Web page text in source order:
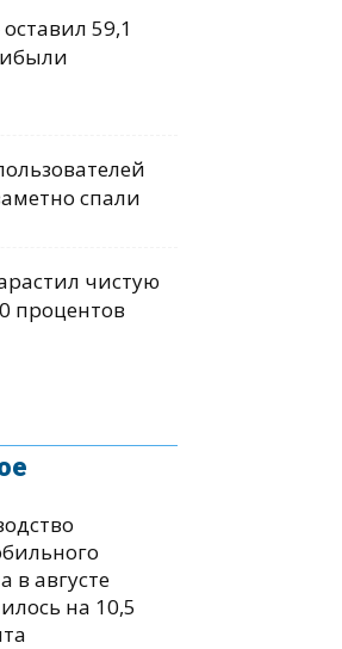
59,1
спали
чистую
процентов
в августе
на 10,5